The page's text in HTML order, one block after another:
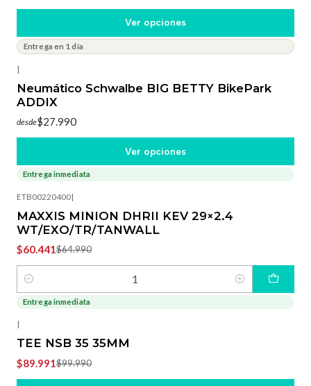
Ver opciones
Entrega en 1 día
|
Neumático Schwalbe BIG BETTY BikePark
ADDIX
desde$27.990
Ver opciones
Entrega inmediata
ETB00220400|
MAXXIS MINION DHRII KEV 29×2.4
WT/EXO/TR/TANWALL
$60.441$64.990
Cantidad
-10%
Entrega inmediata
|
TEE NSB 35 35MM
$89.991$99.990